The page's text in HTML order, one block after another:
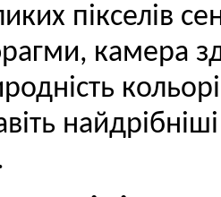
пікселів
камера